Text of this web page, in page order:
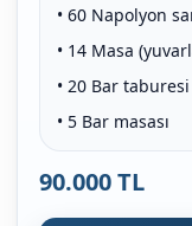
• 60 Napolyon
• 14 Masa
• 20 Bar taburesi
• 5 Bar masası
90.000 TL